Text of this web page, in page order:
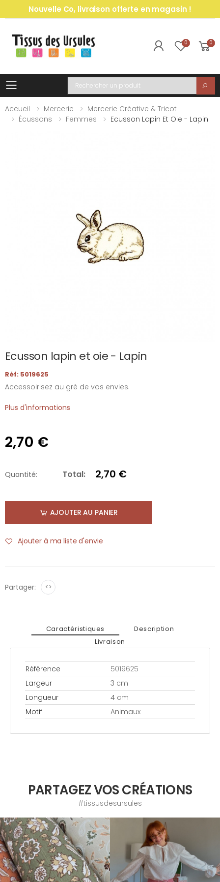
Nouvelle Co, livraison offerte en magasin !
0 0
Toggle mobile menu
Recherche
Accueil
Mercerie
Mercerie Créative & Tricot
Écussons
Femmes Ecusson Lapin Et Oie - Lapin
Ecusson lapin et oie - Lapin
Réf: 5019625
Accessoirisez au gré de vos envies.
Plus d'informations
2,70 €
Quantité: Total: 2,70 €
AJOUTER AU PANIER
Ajouter à ma liste d'envie
Partager: <>
Caractéristiques
Description
Livraison
Référence
5019625
Largeur
3 cm
Longueur
4 cm
Motif
Animaux
PARTAGEZ VOS CRÉATIONS
#tissusdesursules